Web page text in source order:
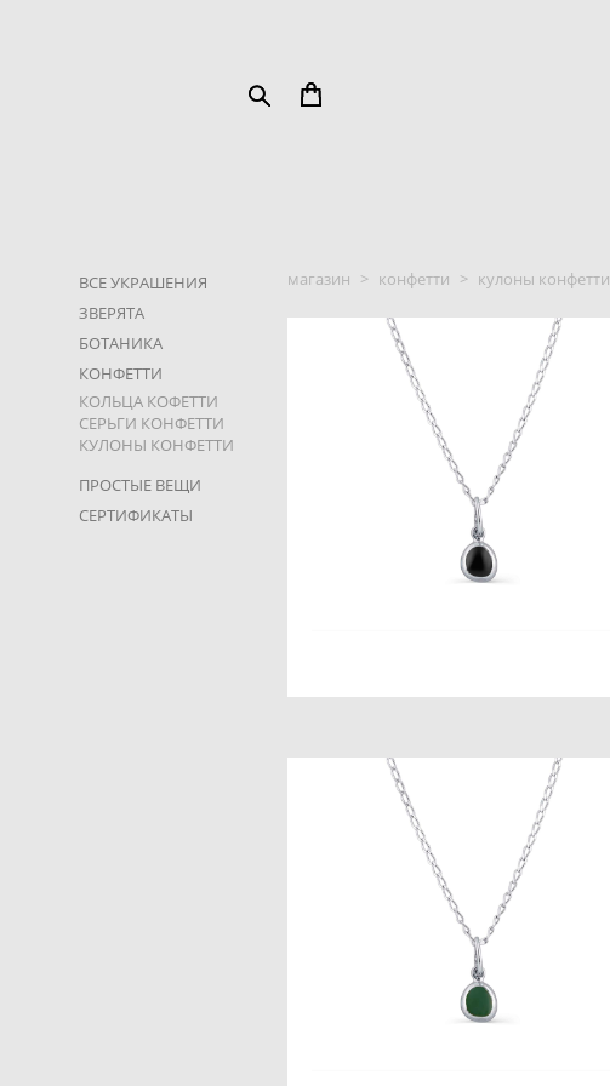
ВСЕ УКРАШЕНИЯ
ЗВЕРЯТА
БОТАНИКА
КОНФЕТТИ
КОЛЬЦА КОФЕТТИ
СЕРЬГИ КОНФЕТТИ
КУЛОНЫ КОНФЕТТИ
ПРОСТЫЕ ВЕЩИ
СЕРТИФИКАТЫ
магазин > конфетти > кулоны конфетти
Вулканический Песок кулон
от 3 500 pуб.
2 800 pуб.
Норвежский Мох кулон
от 3 500 pуб.